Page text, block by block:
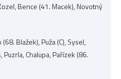
Bence (41. Macek), Novotný
Blažek), Puža (C), Sysel,
Puzrla, Chalupa, Pařízek (86.